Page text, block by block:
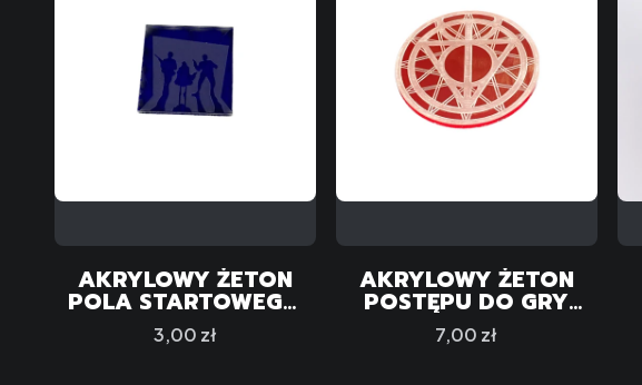
AKRYLOWY ŻETON
POLA STARTOWEGO
DO GRY "CTHULHU:
DEATH MAY DIE"
Cena
3,00 zł
AKRYLOWY ŻETON
POSTĘPU DO GRY
"CTHULHU: DEATH
MAY DIE"
Cena
7,00 zł